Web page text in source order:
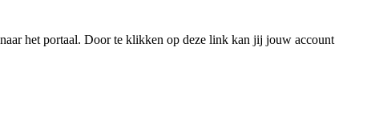
het portaal. Door te klikken op deze link kan jij jouw account